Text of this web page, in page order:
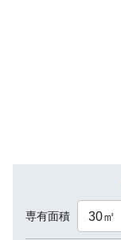
専有面積 30㎡